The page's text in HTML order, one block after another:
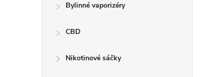
Bylinné vaporizéry
CBD
Nikotinové sáčky